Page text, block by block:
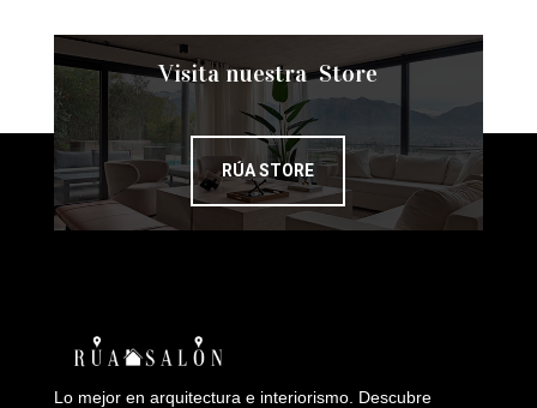
Visita nuestra Store
RÚA STORE
Lo mejor en arquitectura e interiorismo. Descubre